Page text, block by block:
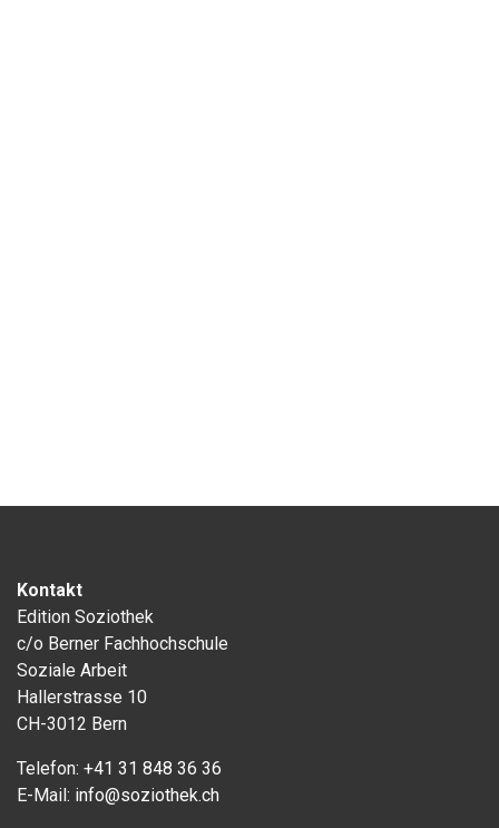
Kontakt
Edition Soziothek
c/o Berner Fachhochschule
Soziale Arbeit
Hallerstrasse 10
CH-3012 Bern
Telefon: +41 31 848 36 36
E-Mail: info@soziothek.ch